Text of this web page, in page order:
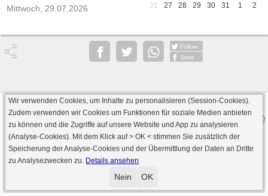
Mittwoch, 29.07.2026
31
27 28 29 30 31 1 2
Follow
Seite
· Serverversion: 2026 6.241 · registrierte Spieler: 501.048 ·
Online Skat Server: 142 (private Server:136)
Wir verwenden Cookies, um Inhalte zu personalisieren (Session-Cookies).
Zudem verwenden wir Cookies um Funktionen für soziale Medien anbieten
zu können und die Zugriffe auf unsere Website und App zu analysieren
(Analyse-Cookies). Mit dem Klick auf> OK < stimmen Sie zusätzlich der
Speicherung der Analyse-Cookies und der Übermittlung der Daten an Dritte
zu Analysezwecken zu. Details ansehen
Nein OK